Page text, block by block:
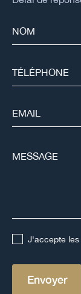
J'accepte les